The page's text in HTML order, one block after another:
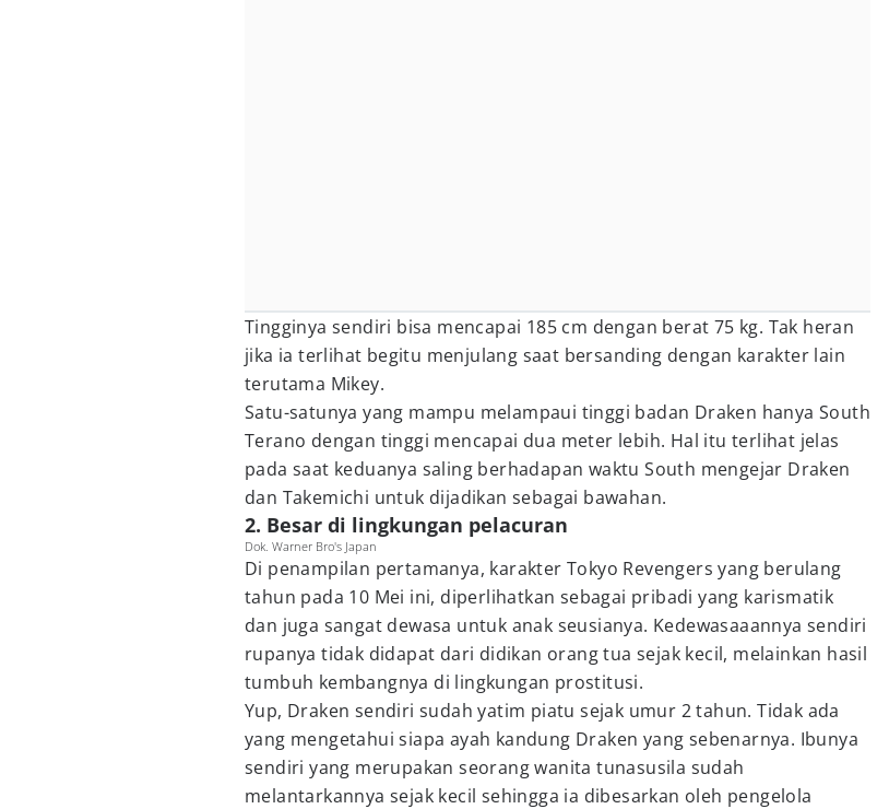
Tingginya sendiri bisa mencapai 185 cm dengan berat 75 kg. Tak heran
jika ia terlihat begitu menjulang saat bersanding dengan karakter lain
terutama Mikey.
Satu-satunya yang mampu melampaui tinggi badan Draken hanya South
Terano dengan tinggi mencapai dua meter lebih. Hal itu terlihat jelas
pada saat keduanya saling berhadapan waktu South mengejar Draken
dan Takemichi untuk dijadikan sebagai bawahan.
2. Besar di lingkungan pelacuran
Dok. Warner Bro's Japan
Di penampilan pertamanya, karakter Tokyo Revengers yang berulang
tahun pada 10 Mei ini, diperlihatkan sebagai pribadi yang karismatik
dan juga sangat dewasa untuk anak seusianya. Kedewasaaannya sendiri
rupanya tidak didapat dari didikan orang tua sejak kecil, melainkan hasil
tumbuh kembangnya di lingkungan prostitusi.
Yup, Draken sendiri sudah yatim piatu sejak umur 2 tahun. Tidak ada
yang mengetahui siapa ayah kandung Draken yang sebenarnya. Ibunya
sendiri yang merupakan seorang wanita tunasusila sudah
melantarkannya sejak kecil sehingga ia dibesarkan oleh pengelola